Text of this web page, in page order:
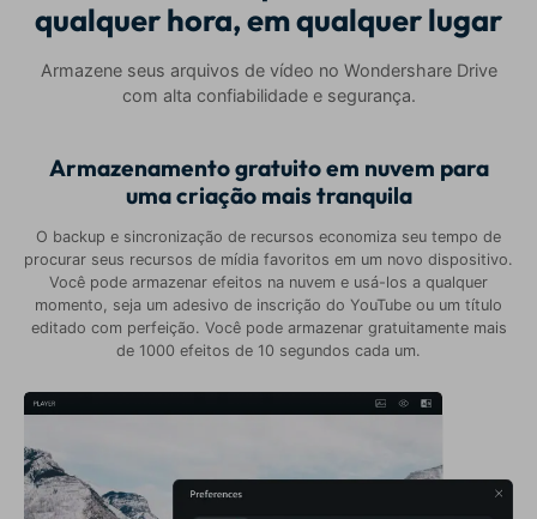
qualquer hora, em qualquer lugar
Armazene seus arquivos de vídeo no Wondershare Drive
com alta confiabilidade e segurança.
Armazenamento gratuito em nuvem para
uma criação mais tranquila
O backup e sincronização de recursos economiza seu tempo de
procurar seus recursos de mídia favoritos em um novo dispositivo.
Você pode armazenar efeitos na nuvem e usá-los a qualquer
momento, seja um adesivo de inscrição do YouTube ou um título
editado com perfeição. Você pode armazenar gratuitamente mais
de 1000 efeitos de 10 segundos cada um.